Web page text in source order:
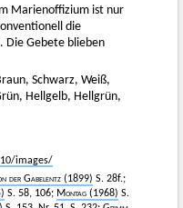
Marienoffizium ist nur
die
Die Gebete blieben
Schwarz, Weiß,
Hellgelb, Hellgrün,
images/
der Gabelentz (1899) S. 28f.;
S. 58, 106; Montag (1968) S.